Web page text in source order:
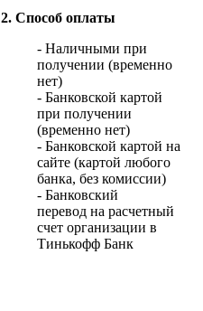
2. Способ оплаты
- Наличными при
получении (временно
нет)
- Банковской картой
при получении
(временно нет)
- Банковской картой на
сайте (картой любого
банка, без комиссии)
- Банковский
перевод на расчетный
счет организации в
Тинькофф Банк